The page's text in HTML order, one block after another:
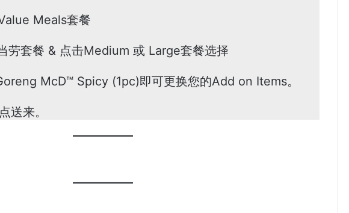
Meals套餐
劳套餐 & 点击Medium 或 Large套餐选择
McD™ Spicy (1pc)即可更换您的Add on Items。
送来。